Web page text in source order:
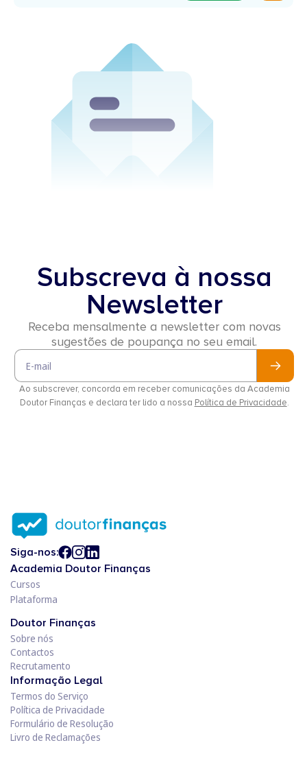
Subscreva à nossa
Newsletter
Receba mensalmente a newsletter com novas
sugestões de poupança no seu email.
Email
Ao subscrever, concorda em receber comunicações da Academia
Doutor Finanças e declara ter lido a nossa Política de Privacidade.
Siga-nos:
Academia Doutor Finanças
Cursos
Plataforma
Doutor Finanças
Sobre nós
Contactos
Recrutamento
Informação Legal
Termos do Serviço
Política de Privacidade
Formulário de Resolução
Livro de Reclamações